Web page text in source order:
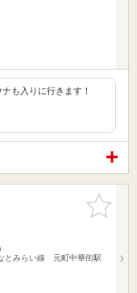
も入りに行きます！
お気に入
りに追加
とみらい線 元町中華街駅